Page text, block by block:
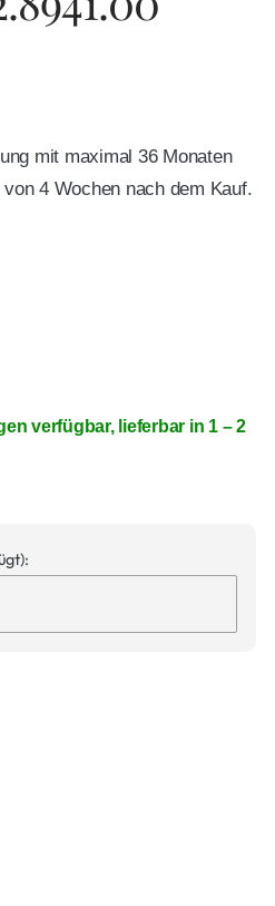
mit maximal 36 Monaten
4 Wochen nach dem Kauf.
verfügbar, lieferbar in 1 – 2